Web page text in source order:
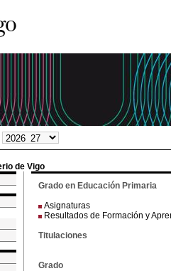
de Vigo
Grado en Educación Primaria
Asignaturas
Resultados de Formación y
Titulaciones
Grado